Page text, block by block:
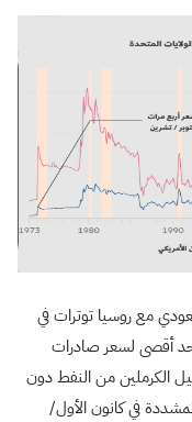
مع روسيا توترات في
أقصى لسعر صادرات
الكرملين من النفط دون
في كانون الأول/